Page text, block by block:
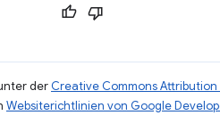
der Creative Commons Attribution
Websiterichtlinien von Google